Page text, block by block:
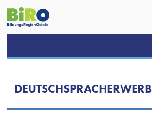
DEUTSCHSPRACHERWERB